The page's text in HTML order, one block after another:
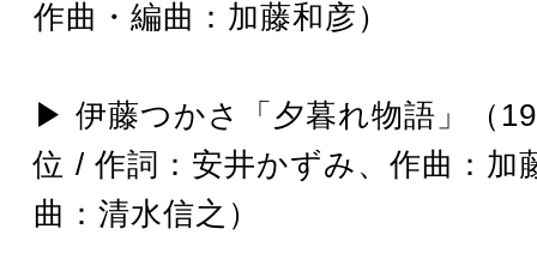
作曲・編曲：加藤和彦）
▶︎ 伊藤つかさ「夕暮れ物語」（
位 / 作詞：安井かずみ、作曲：加
曲：清水信之）